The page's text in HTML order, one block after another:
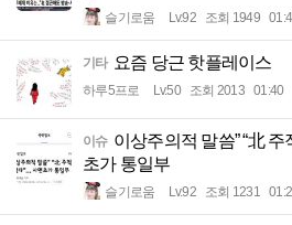
슬기로움 Lv.92 조회 1949
기타 요즘 당근 핫플레이스
하루5프로 Lv.50 조회 2013 01:40
이슈 이상주의적 말씀” “北
초가 통일부
슬기로움 Lv.92 조회 1231